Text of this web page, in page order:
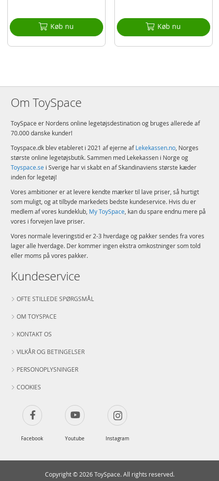
Køb nu Køb nu
Om ToySpace
ToySpace er Nordens online legetøjsdestination og bruges allerede af
70.000 danske kunder!
Toyspace.dk blev etableret i 2021 af ejerne afLekekassen.no, Norges
største online legetøjsbutik. Sammen med Lekekassen i Norge og
Toyspace.se i Sverige har vi skabt en af Skandinaviens største kæder
inden for legetøj!
Vores ambitioner er at levere kendte mærker til lave priser, så hurtigt
som muligt, og at tilbyde markedets bedste kundeservice. Hvis du er
medlem af vores kundeklub, My ToySpace, kan du spare endnu mere på
vores i forvejen lave priser.
Vores normale leveringstid er 2-3 hverdage og pakker sendes fra vores
lager alle hverdage. Der kommer ingen ekstra omkostninger som told
eller moms på vores pakker.
Kundeservice
OFTE STILLEDE SPØRGSMÅL
OM TOYSPACE
KONTAKT OS
VILKÅR OG BETINGELSER
PERSONOPLYSNINGER
COOKIES
Facebook Youtube Instagram
Copyright © 2026 ToySpace. All rights reserved.